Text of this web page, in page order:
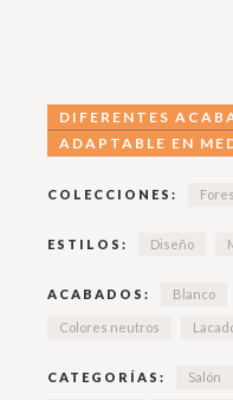
DIFERENTES
ADAPTABLE EN
COLECCIONES:
ESTILOS: Diseño
ACABADOS: Blanco
Colores neutros
CATEGORÍAS: Salón